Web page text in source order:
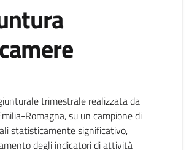
trimestrale realizzata da
Romagna, su un campione di
statisticamente significativo,
degli indicatori di attività